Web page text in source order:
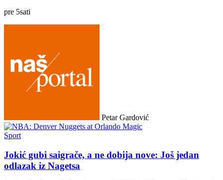
pre 5sati
Petar Gardović
Sport
Jokić gubi saigrače, a ne dobija nove: Još jedan
odlazak iz Nagetsa